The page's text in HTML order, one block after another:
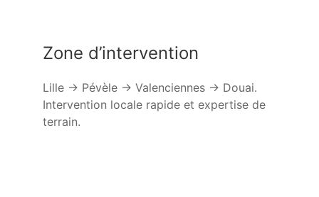
Zone d’intervention
Lille → Pévèle → Valenciennes → Douai.
Intervention locale rapide et expertise de
terrain.